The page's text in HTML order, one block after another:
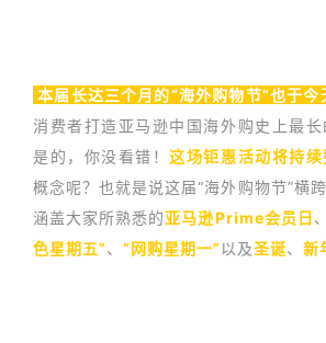
本届长达三个月的“海外购物节”也于今
消费者打造亚马逊中国海外购史上最长
是的，你没看错！这场钜惠活动将持续
概念呢？也就是说这届“海外购物节”横
涵盖大家所熟悉的亚马逊Prime会员日 、
色星期五”、 “网购星期一”以及圣诞、 新